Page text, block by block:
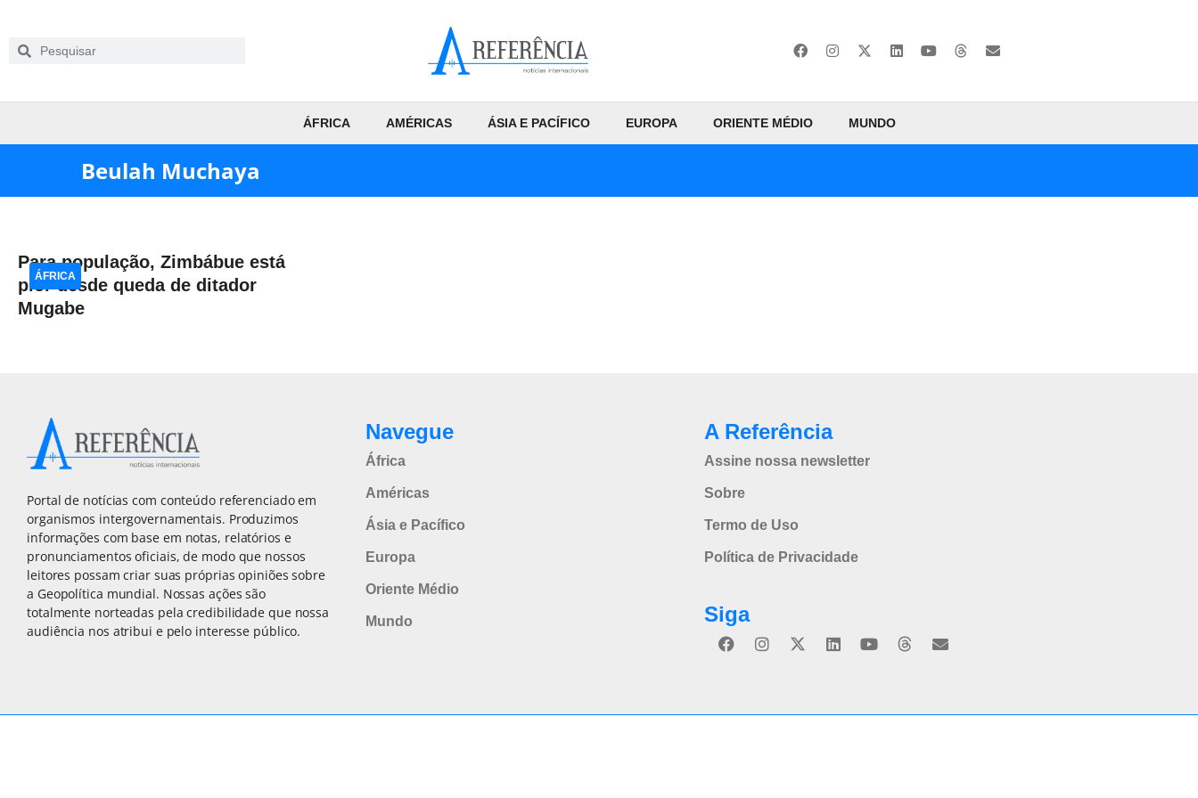
ÁFRICA AMÉRICAS ÁSIA E PACÍFICO EUROPA ORIENTE MÉDIO MUNDO
Beulah Muchaya
Para população, Zimbábue está
pior desde queda de ditador
Mugabe
ÁFRICA
Portal de notícias com conteúdo referenciado em
organismos intergovernamentais. Produzimos
informações com base em notas, relatórios e
pronunciamentos oficiais, de modo que nossos
leitores possam criar suas próprias opiniões sobre
a Geopolítica mundial. Nossas ações são
totalmente norteadas pela credibilidade que nossa
audiência nos atribui e pelo interesse público.
Navegue
África
Américas
Ásia e Pacífico
Europa
Oriente Médio
Mundo
A Referência
Assine nossa newsletter
Sobre
Termo de Uso
Política de Privacidade
Siga